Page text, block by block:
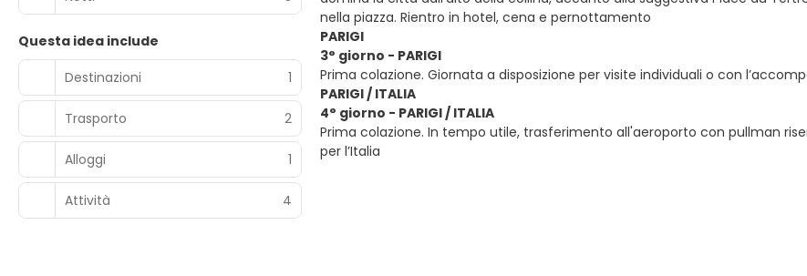
Questa idea include
Destinazioni
1
Trasporto 2
Alloggi 1
Attività 4
nella piazza. Rientro in hotel, cena e pernottamento
PARIGI
3° giorno - PARIGI
Prima colazione. Giornata a disposizione per visite individuali o con
PARIGI / ITALIA
4° giorno - PARIGI / ITALIA
Prima colazione. In tempo utile, trasferimento all'aeroporto con pullman
per l’Italia